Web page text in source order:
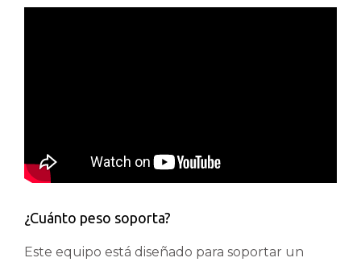
¿Cuánto peso soporta?
Este equipo está diseñado para soportar un